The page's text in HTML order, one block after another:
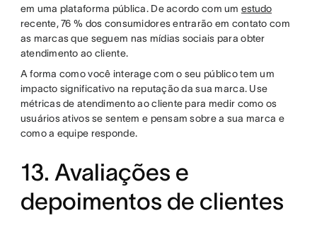
em uma plataforma pública. De acordo com um estudo
recente, 76 % dos consumidores entrarão em contato com
as marcas que seguem nas mídias sociais para obter
atendimento ao cliente.
A forma como você interage com o seu público tem um
impacto significativo na reputação da sua marca. Use
métricas de atendimento ao cliente para medir como os
usuários ativos se sentem e pensam sobre a sua marca e
como a equipe responde.
13. Avaliações e
depoimentos de clientes